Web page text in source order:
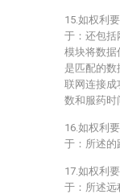
15.如权利
于：还包括
模块将数据
是匹配的
联网连接成
数和服药时
16.如权利
于：所述的
17.如权利
于：所述远